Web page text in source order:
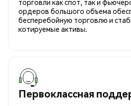
торговли как спот, так и
ордеров большого объема
бесперебойную торговлю и
котируемые активы.
Первоклассная